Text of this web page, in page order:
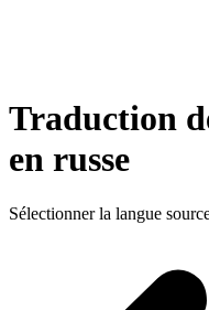
Traduction
en russe
Sélectionner la langue